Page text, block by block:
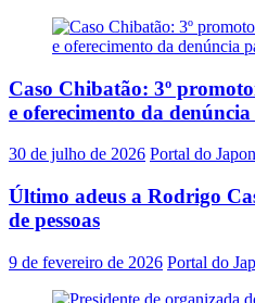
Caso Chibatão: 3º
e oferecimento da
30 de julho de 2026 Portal do
Último adeus a Rodrigo
de pessoas
9 de fevereiro de 2026 Portal do